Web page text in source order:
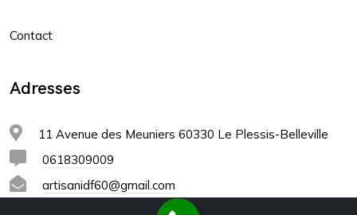
Contact
Adresses
11 Avenue des Meuniers 60330 Le Plessis-Belleville
0618309009
artisanidf60@gmail.com